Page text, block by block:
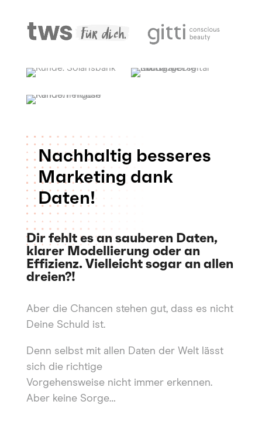
Nachhaltig besseres
Marketing dank
Daten!
Dir fehlt es an sauberen Daten,
klarer Modellierung oder an
Effizienz. Vielleicht sogar an allen
dreien?!
Aber die Chancen stehen gut, dass es nicht
Deine Schuld ist.
Denn selbst mit allen Daten der Welt lässt
sich die richtige
Vorgehensweise nicht immer erkennen.
Aber keine Sorge…